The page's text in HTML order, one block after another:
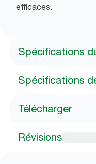
efficaces.
Spécifications
Spécifications
Télécharger
Révisions